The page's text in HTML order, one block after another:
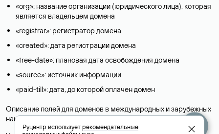
«org»: название организации (юридического лица), которая
является владельцем домена
«registrar»: регистратор домена
«created»: дата регистрации домена
«free-date»: плановая дата освобождения домена
«source»: источник информации
«paid-till»: дата, до которой оплачен домен
Описание полей для доменов в международных и зарубежных
национальных доменах представлены в разделе «Помощь».
Руцентр используетрекомендательные